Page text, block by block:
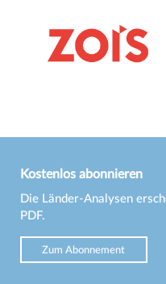
Kostenlos abonnieren
Die Länder-Analysen
PDF.
Zum Abonnement